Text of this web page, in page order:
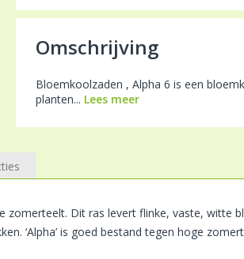
Omschrijving
Bloemkoolzaden , Alpha 6 is een
planten... Lees meer
zomerteelt. Dit ras levert flinke, vaste, witte
‘Alpha’ is goed bestand tegen hoge